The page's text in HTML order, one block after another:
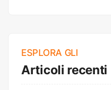
ESPLORA GLI
Articoli recenti